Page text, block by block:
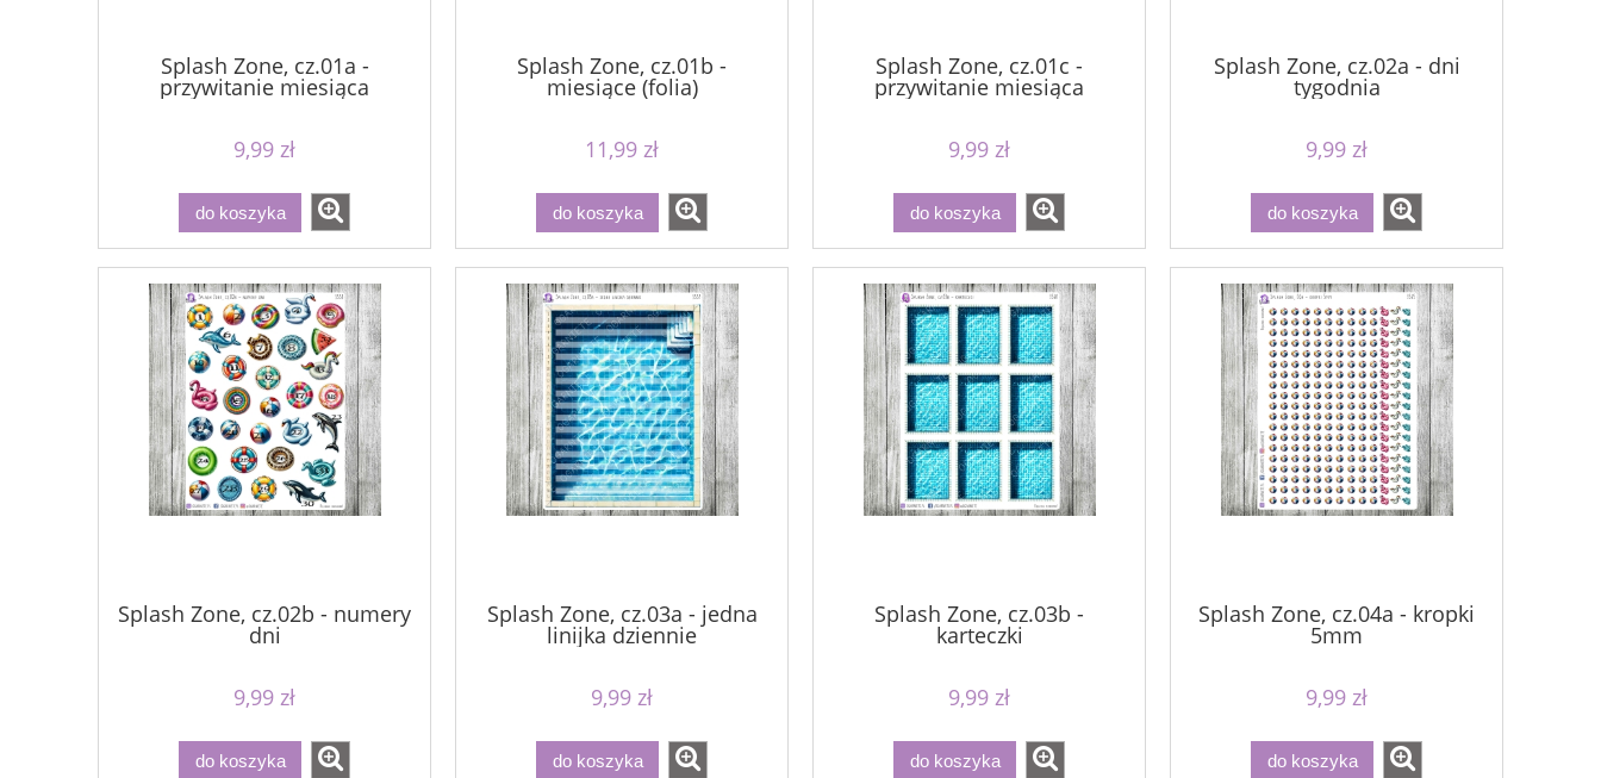
Splash Zone, cz.01a -
przywitanie miesiąca
9,99 zł
do koszyka
Splash Zone, cz.01b -
miesiące (folia)
11,99 zł
do koszyka
Splash Zone, cz.01c -
przywitanie miesiąca
9,99 zł
do koszyka
Splash Zone, cz.02a - dni
tygodnia
9,99 zł
do koszyka
Splash Zone, cz.02b - numery
dni
9,99 zł
do koszyka
Splash Zone, cz.03a - jedna
linijka dziennie
9,99 zł
do koszyka
Splash Zone, cz.03b -
karteczki
9,99 zł
do koszyka
Splash Zone, cz.04a - kropki
5mm
9,99 zł
do koszyka